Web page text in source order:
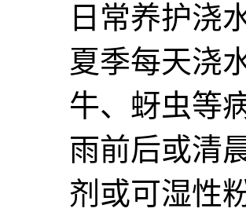
日常养护浇
夏季每天浇
牛、蚜虫等
雨前后或清
剂或可湿性